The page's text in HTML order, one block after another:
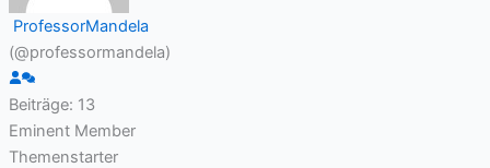
ProfessorMandela
(@professormandela)
Beiträge: 13
Eminent Member
Themenstarter